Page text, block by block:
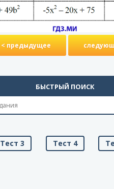
< предыдущее
БЫСТРЫЙ ПОИСК
Тест 3 Тест 4